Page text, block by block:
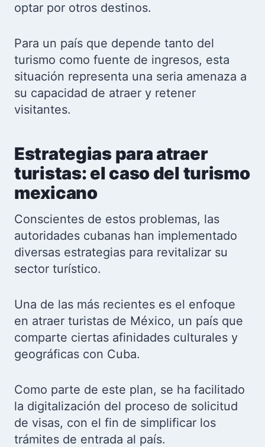
optar por otros destinos.
Para un país que depende tanto del
turismo como fuente de ingresos, esta
situación representa una seria amenaza a
su capacidad de atraer y retener
visitantes.
Estrategias para atraer
turistas: el caso del turismo
mexicano
Conscientes de estos problemas, las
autoridades cubanas han implementado
diversas estrategias para revitalizar su
sector turístico.
Una de las más recientes es el enfoque
en atraer turistas de México, un país que
comparte ciertas afinidades culturales y
geográficas con Cuba.
Como parte de este plan, se ha facilitado
la digitalización del proceso de solicitud
de visas, con el fin de simplificar los
trámites de entrada al país.